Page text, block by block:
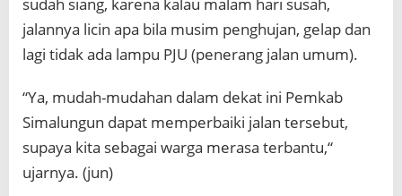
sudah siang, karena kalau malam hari susah,
jalannya licin apa bila musim penghujan, gelap dan
lagi tidak ada lampu PJU (penerang jalan umum).
“Ya, mudah-mudahan dalam dekat ini Pemkab
Simalungun dapat memperbaiki jalan tersebut,
supaya kita sebagai warga merasa terbantu,“
ujarnya. (jun)